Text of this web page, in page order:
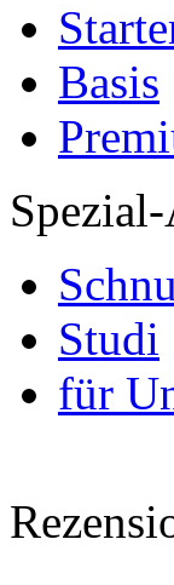
Basis
Studi
für